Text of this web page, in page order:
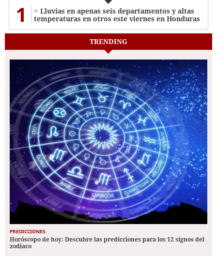
1
Lluvias en apenas seis departamentos y altas
temperaturas en otros este viernes en Honduras
TRENDING
PREDICCIONES
Horóscopo de hoy: Descubre las predicciones para los 12 signos del
zodiaco